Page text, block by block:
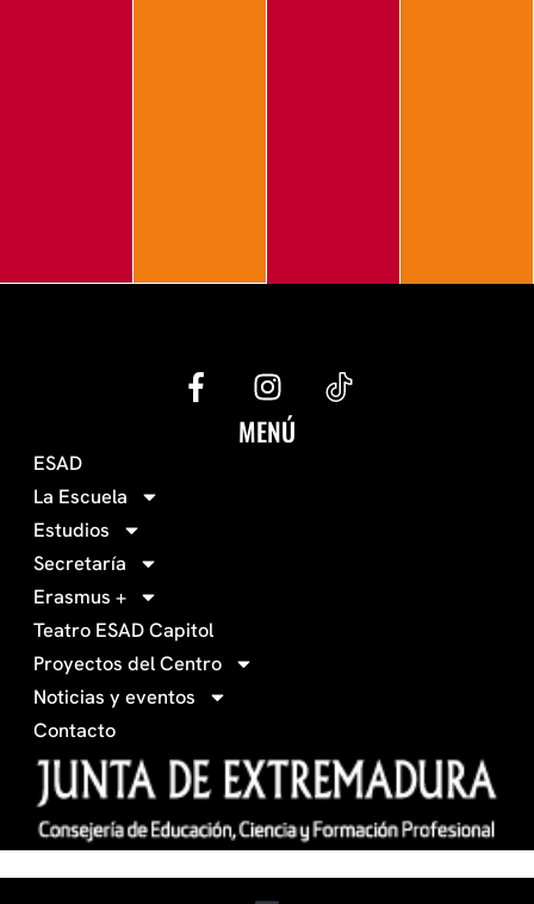
G
e
f
a
c
b
o
o
k
I
n
s
MENÚ
ESAD
La Escuela
Estudios
Secretaría
Erasmus +
Teatro ESAD Capitol
Proyectos del Centro
Noticias y eventos
Contacto